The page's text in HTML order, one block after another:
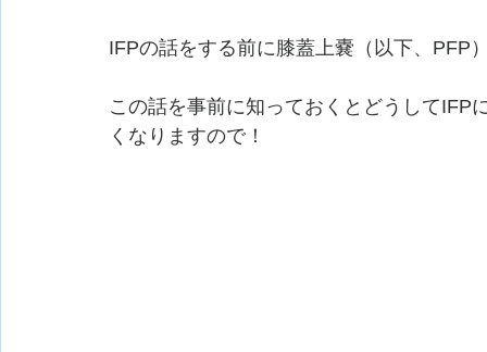
IFPの話をする前に膝蓋上嚢（以下、PFP
この話を事前に知っておくとどうしてIFP
くなりますので！